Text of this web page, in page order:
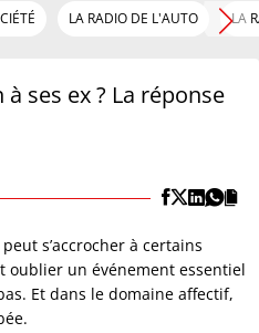
LA RADIO DE L'AUTO LA
ses ex ? La réponse
s’accrocher à certains
un événement essentiel
Et dans le domaine affectif,